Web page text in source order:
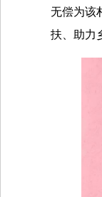
无偿为该
扶、助力